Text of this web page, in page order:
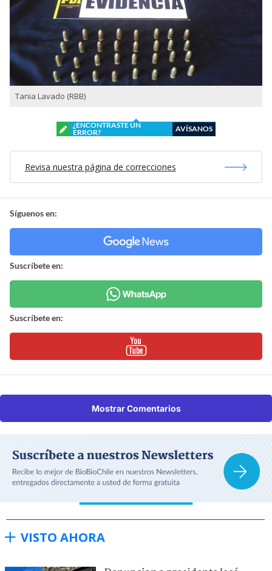
Tania Lavado (RBB)
¿ENCONTRASTE UN
ERROR?
AVÍSANOS
Revisa nuestra página de correcciones
Síguenos en:
Suscríbete en:
Suscríbete en:
Mostrar Comentarios
VISTO AHORA